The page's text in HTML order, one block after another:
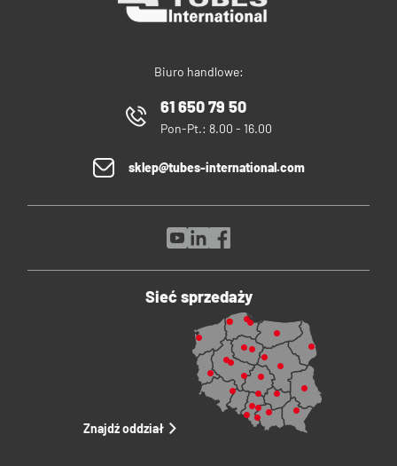
Biuro handlowe:
61 650 79 50
Pon-Pt.: 8.00 - 16.00
sklep@tubes-international.com
Sieć sprzedaży
Znajdź oddział